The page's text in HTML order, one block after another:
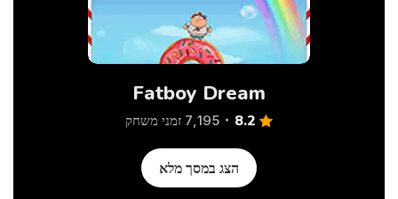
Fatboy Dream
8.2 7,195 זמני משחק
הצג במסך מלא